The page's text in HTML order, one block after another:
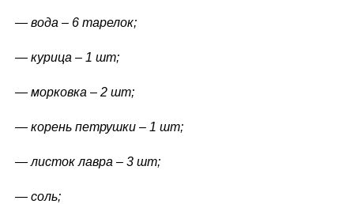
— вода – 6 тарелок;
— курица – 1 шт;
— морковка – 2 шт;
— корень петрушки – 1 шт;
— листок лавра – 3 шт;
— соль;